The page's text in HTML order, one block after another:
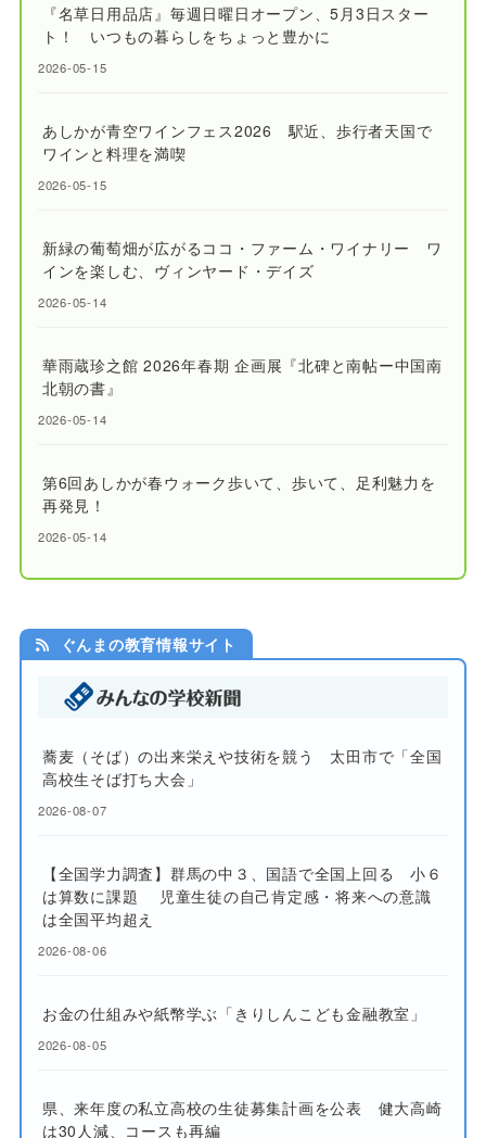
『名草日用品店』毎週日曜日オープン、5月3日スター
ト！ いつもの暮らしをちょっと豊かに
2026-05-15
あしかが青空ワインフェス2026 駅近、歩行者天国で
ワインと料理を満喫
2026-05-15
新緑の葡萄畑が広がるココ・ファーム・ワイナリー ワ
インを楽しむ、ヴィンヤード・デイズ
2026-05-14
華雨蔵珍之館 2026年春期 企画展『北碑と南帖ー中国南
北朝の書』
2026-05-14
第6回あしかが春ウォーク歩いて、歩いて、足利魅力を
再発見！
2026-05-14
ぐんまの教育情報サイト
蕎麦（そば）の出来栄えや技術を競う 太田市で「全国
高校生そば打ち大会」
2026-08-07
【全国学力調査】群馬の中３、国語で全国上回る 小６
は算数に課題 児童生徒の自己肯定感・将来への意識
は全国平均超え
2026-08-06
お金の仕組みや紙幣学ぶ「きりしんこども金融教室」
2026-08-05
県、来年度の私立高校の生徒募集計画を公表 健大高崎
は30人減、コースも再編